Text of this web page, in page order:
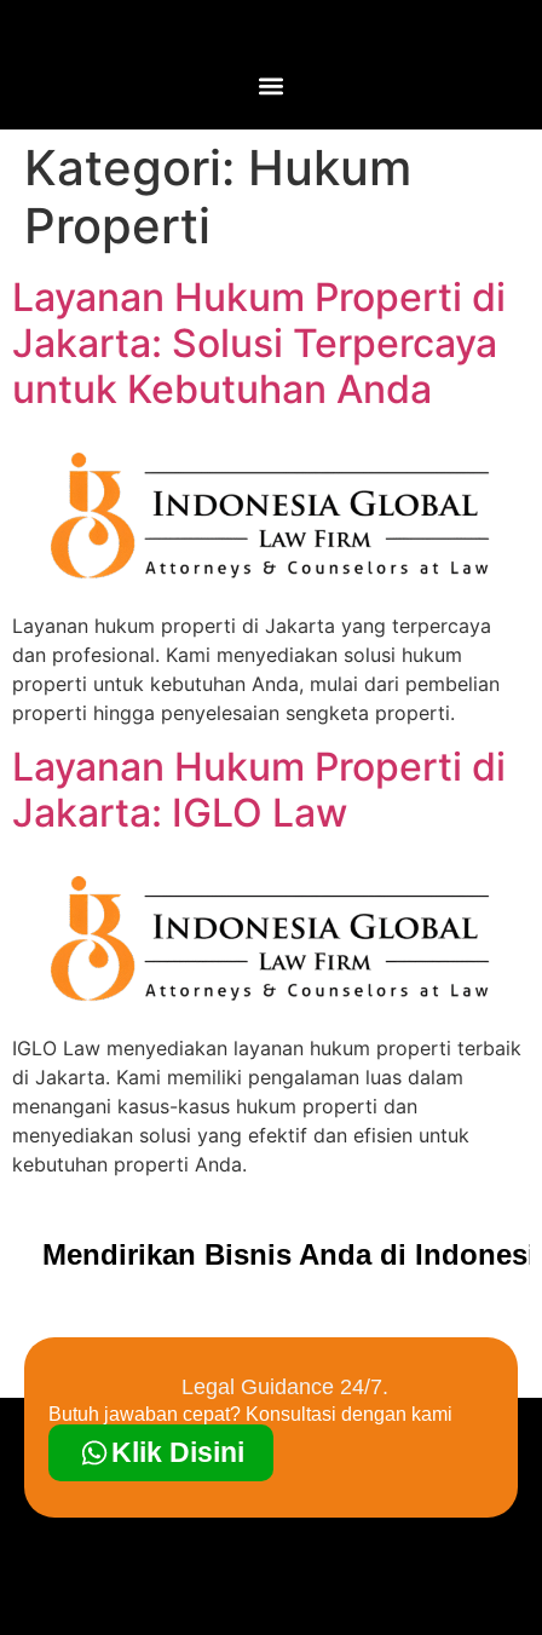
Kategori: Hukum
Properti
Layanan Hukum Properti di
Jakarta: Solusi Terpercaya
untuk Kebutuhan Anda
Layanan hukum properti di Jakarta yang terpercaya
dan profesional. Kami menyediakan solusi hukum
properti untuk kebutuhan Anda, mulai dari pembelian
properti hingga penyelesaian sengketa properti.
Layanan Hukum Properti di
Jakarta: IGLO Law
IGLO Law menyediakan layanan hukum properti terbaik
di Jakarta. Kami memiliki pengalaman luas dalam
menangani kasus-kasus hukum properti dan
menyediakan solusi yang efektif dan efisien untuk
kebutuhan properti Anda.
Mendirikan Bisnis Anda di
Legal Guidance 24/7.
Butuh jawaban cepat? Konsultasi dengan kami
Klik Disini